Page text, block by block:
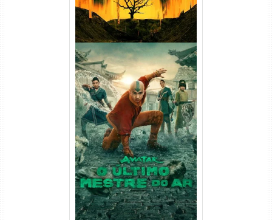
Avatar: O Último Mestre do
Ar 2ª Temporada Torrent
(2026) WEB-DL 1080p Dual
Áudio